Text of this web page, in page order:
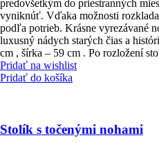
predovšetkým do priestranných
vyniknúť. Vďaka možnosti
podľa potrieb. Krásne vyrezávané
luxusný nádych starých čias a
cm , šírka – 59 cm . Po rozložení
Pridať na wishlist
Pridať do košíka
Stolík s točenými nohami